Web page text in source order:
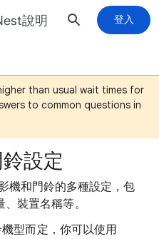
說明 登入
than usual wait times for
to common questions in
設定
機和門鈴的多種設定，包
裝置名稱等。
型而定，你可以使用